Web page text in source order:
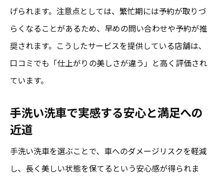
げられます。注意点としては、繁忙期には予約が取りづ
らくなることがあるため、早めの問い合わせや予約が推
奨されます。こうしたサービスを提供している店舗は、
口コミでも「仕上がりの美しさが違う」と高く評価され
ています。
手洗い洗車で実感する安心と満足への
近道
手洗い洗車を選ぶことで、車へのダメージリスクを軽減
し、長く美しい状態を保てるという安心感が得られま